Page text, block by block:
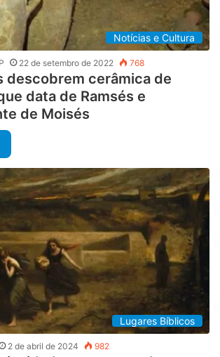
Notícias e Cultura
22 de setembro de 2022 768
descobrem cerâmica de
data de Ramsés e
de Moisés
Lugares Bíblicos
2 de abril de 2024 982